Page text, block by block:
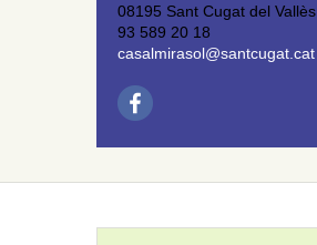
08195 Sant Cugat del Vallès
93 589 20 18
casalmirasol@santcugat.cat